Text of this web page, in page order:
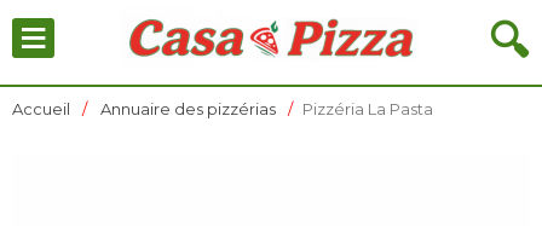
🔍
≡
Accueil Annuaire des pizzérias Pizzéria La Pasta